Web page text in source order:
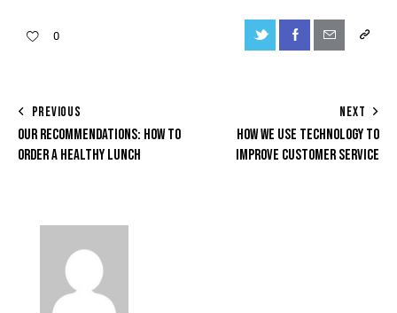
0
PREVIOUS
OUR RECOMMENDATIONS: HOW TO
ORDER A HEALTHY LUNCH
NEXT
HOW WE USE TECHNOLOGY TO
IMPROVE CUSTOMER SERVICE